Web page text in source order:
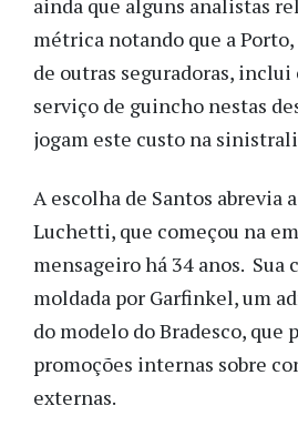
ainda que alguns analistas
métrica notando que a
de outras seguradoras, inclui
serviço de guincho nestas
jogam este custo na
A escolha de Santos abrevia
Luchetti, que começou na
mensageiro há 34 anos. Sua
moldada por Garfinkel, um
do modelo do Bradesco, que
promoções internas sobre
externas.